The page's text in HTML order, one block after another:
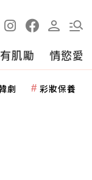
有肌勵 情慾愛
劇 彩妝保養